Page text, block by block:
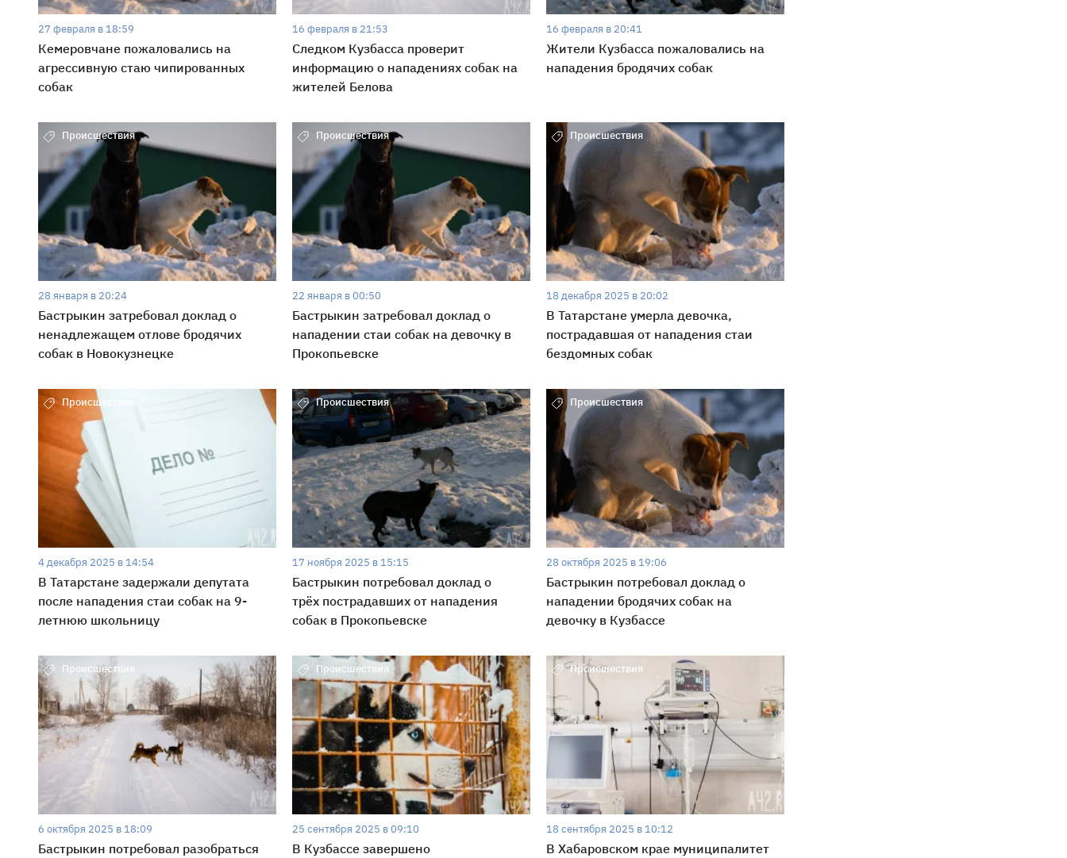
27 февраля в 18:59
Кемеровчане пожаловались на
агрессивную стаю чипированных
собак
16 февраля в 21:53
Следком Кузбасса проверит
информацию о нападениях собак на
жителей Белова
16 февраля в 20:41
Жители Кузбасса пожаловались на
нападения бродячих собак
Происшествия
28 января в 20:24
Бастрыкин затребовал доклад о
ненадлежащем отлове бродячих
собак в Новокузнецке
Происшествия
22 января в 00:50
Бастрыкин затребовал доклад о
нападении стаи собак на девочку в
Прокопьевске
Происшествия
18 декабря 2025 в 20:02
В Татарстане умерла девочка,
пострадавшая от нападения стаи
бездомных собак
Происшествия
4 декабря 2025 в 14:54
В Татарстане задержали депутата
после нападения стаи собак на 9-
летнюю школьницу
Происшествия
17 ноября 2025 в 15:15
Бастрыкин потребовал доклад о
трёх пострадавших от нападения
собак в Прокопьевске
Происшествия
28 октября 2025 в 19:06
Бастрыкин потребовал доклад о
нападении бродячих собак на
девочку в Кузбассе
Происшествия
6 октября 2025 в 18:09
Бастрыкин потребовал разобраться
Происшествия
25 сентября 2025 в 09:10
В Кузбассе завершено
Происшествия
18 сентября 2025 в 10:12
В Хабаровском крае муниципалитет